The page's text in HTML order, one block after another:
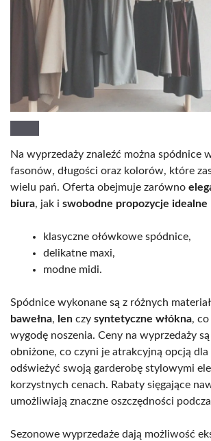
Na wyprzedaży znaleźć można spódnice
fasonów, długości oraz kolorów, które
wielu pań. Oferta obejmuje zarówno
biura, jak i swobodne propozycje idealne
klasyczne ołówkowe spódnice,
delikatne maxi,
modne midi.
Spódnice wykonane są z różnych
bawełna, len czy syntetyczne włókna,
wygodę noszenia. Ceny na wyprzedaży
obniżone, co czyni je atrakcyjną opcją
odświeżyć swoją garderobę stylowymi
korzystnych cenach. Rabaty sięgające
umożliwiają znaczne oszczędności
Sezonowe wyprzedaże dają możliwość